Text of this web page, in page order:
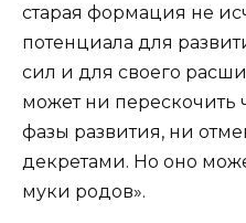
старая формация не
потенциала для
сил и для своего
может ни перескочить
фазы развития, ни
декретами. Но оно
муки родов».